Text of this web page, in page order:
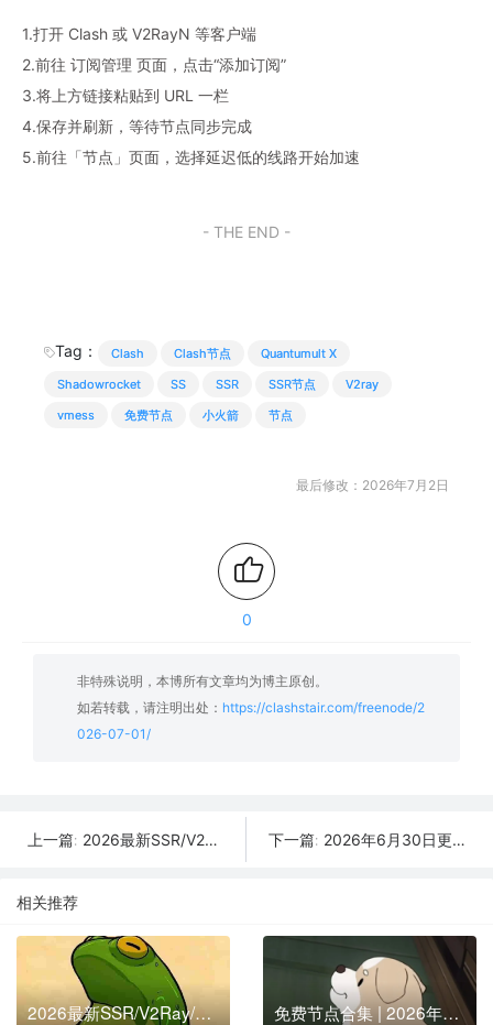
1.打开 Clash 或 V2RayN 等客户端
2.前往 订阅管理 页面，点击“添加订阅”
3.将上方链接粘贴到 URL 一栏
4.保存并刷新，等待节点同步完成
5.前往「节点」页面，选择延迟低的线路开始加速
- THE END -
Tag： Clash Clash节点
Quantumult X
Shadowrocket
SS SSR SSR节点
V2ray
vmess
免费节点 小火箭 节点
最后修改：2026年7月2日
0
非特殊说明，本博所有文章均为博主原创。
如若转载，请注明出处： https://clashstair.com/freenode/2
026-07-01/
上一篇: 2026最新SSR/V2Ray/Clash免费节点 | 7月2日可用订阅 下一篇: 2026年6月30日更新：14条SSR/V2Ray/Clash可用免费节点
相关推荐
2026最新SSR/V2Ray/Clash免费节点 | 7月2日可用订阅 免费节点合集 | 2026年05月21日SSR/V2Ray/Clash订阅整理